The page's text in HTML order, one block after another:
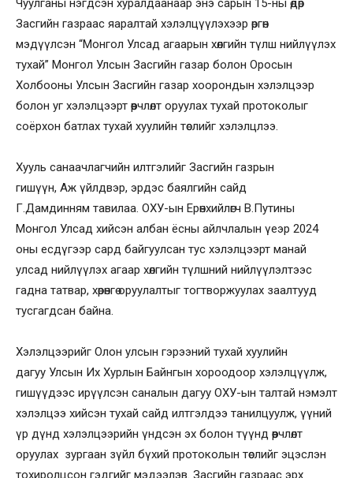
Чуулганы нэгдсэн хуралдаанаар энэ сарын 15-ны өдөр
Засгийн газраас яаралтай хэлэлцүүлэхээр өргөн
мэдүүлсэн “Монгол Улсад агаарын хөлгийн түлш нийлүүлэх
тухай” Монгол Улсын Засгийн газар болон Оросын
Холбооны Улсын Засгийн газар хоорондын хэлэлцээр
болон уг хэлэлцээрт өөрчлөлт оруулах тухай протоколыг
соёрхон батлах тухай хуулийн төслийг хэлэлцлээ.
Хууль санаачлагчийн илтгэлийг Засгийн газрын
гишүүн, Аж үйлдвэр, эрдэс баялгийн сайд
Г.Дамдинням тавилаа. ОХУ-ын Ерөнхийлөгч В.Путины
Монгол Улсад хийсэн албан ёсны айлчлалын үеэр 2024
оны есдүгээр сард байгуулсан тус хэлэлцээрт манай
улсад нийлүүлэх агаар хөлгийн түлшний нийлүүлэлтээс
гадна татвар, хөрөнгө оруулалтыг тогтворжуулах заалтууд
тусгагдсан байна.
Хэлэлцээрийг Олон улсын гэрээний тухай хуулийн
дагуу Улсын Их Хурлын Байнгын хороодоор хэлэлцүүлж,
гишүүдээс ирүүлсэн саналын дагуу ОХУ-ын талтай нэмэлт
хэлэлцээ хийсэн тухай сайд илтгэлдээ танилцуулж, үүний
үр дүнд хэлэлцээрийн үндсэн эх болон түүнд өөрчлөлт
оруулах зургаан зүйл бүхий протоколын төслийг эцэслэн
тохиролцсон гэдгийг мэдээлэв. Засгийн газраас эрх